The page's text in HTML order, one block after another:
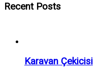
Recent Posts
Karavan Çekicisi